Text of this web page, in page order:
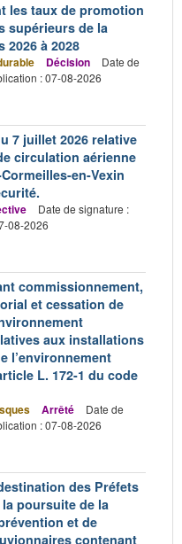
les taux de promotion
supérieurs de la
à 2028
Décision
Date de
: 07-08-2026
7 juillet 2026 relative
circulation aérienne
en-Vexin
Date de signature :
08-2026
commissionnement,
et cessation de
aux installations
l’environnement
L. 172-1 du code
Arrêté
Date de
: 07-08-2026
des Préfets
poursuite de la
et de
contenant